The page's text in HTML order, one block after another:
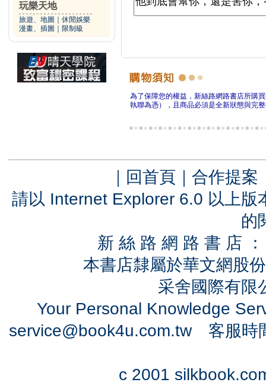
玩樂天地
旅遊、地圖
休閒娛樂
漫畫、插圖
限制級
為了保障您的權益，新絲路網路書店所購
執聯為憑），且商品必須是全新狀態與完
｜ 回首頁 ｜ 合作提案
請以 Internet Explorer 6.0 以上
的
新 絲 路 網 路 書 店
本書店隸屬於華文網股
采舍國際有
Your Personal Knowledge
service@book4u.com.tw客服時
c 2001